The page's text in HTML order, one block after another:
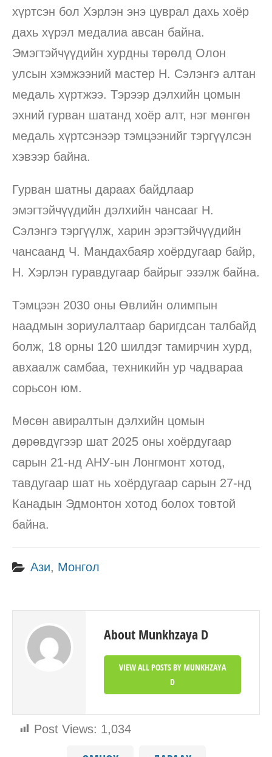
хүртсэн бол Хэрлэн энэ цуврал дахь хоёр
дахь хүрэл медалиа авсан байна.
Эмэгтэйчүүдийн хурдны төрөлд Олон
улсын хэмжээний мастер Н. Сэлэнгэ алтан
медаль хүртжээ. Тэрээр дэлхийн цомын
эхний гурван шатанд хоёр алт, нэг мөнгөн
медаль хүртсэнээр тэмцээнийг тэргүүлсэн
хэвээр байна.
Гурван шатны дараах байдлаар
эмэгтэйчүүдийн дэлхийн чансааг Н.
Сэлэнгэ тэргүүлж, харин эрэгтэйчүүдийн
чансаанд Ч. Мандахбаяр хоёрдугаар байр,
Н. Хэрлэн гуравдугаар байрыг эзэлж байна.
Тэмцээн 2030 оны Өвлийн олимпын
наадмын зориулалтаар баригдсан талбайд
болж, 18 орны 120 шилдэг тамирчин хурд,
авхаалж самбаа, техникийн ур чадвараа
сорьсон юм.
Мөсөн авиралтын дэлхийн цомын
дөрөвдүгээр шат 2025 оны хоёрдугаар
сарын 21-нд АНУ-ын Лонгмонт хотод,
тавдугаар шат нь хоёрдугаар сарын 27-нд
Канадын Эдмонтон хотод болох товтой
байна.
Post Views: 1,034
Ази, Монгол
About Munkhzaya D
VIEW ALL POSTS BY MUNKHZAYA
D